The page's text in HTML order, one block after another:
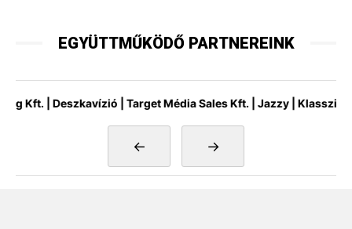
EGYÜTTMŰKÖDŐ PARTNEREINK
Kft. | Deszkavízió | Target Média Sales Kft. | Jazzy |
← →